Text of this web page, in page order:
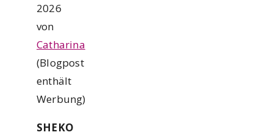
2026
von
Catharina
(Blogpost
enthält
Werbung)
SHEKO